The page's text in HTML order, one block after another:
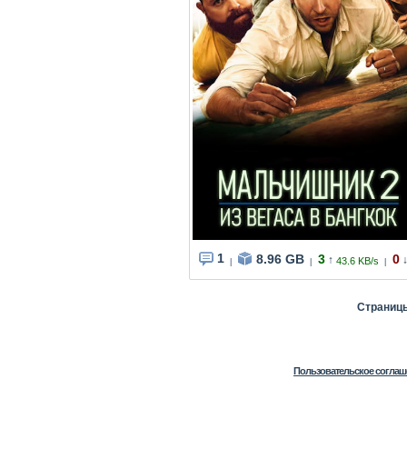
1 8.96 GB 3 ↑ 43.6 KB/s 0 ↓
Пользовательское